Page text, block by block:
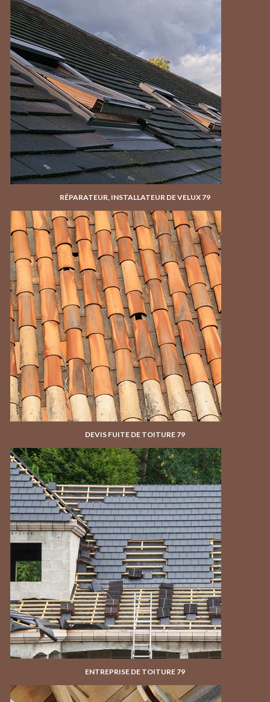
RÉPARATEUR, INSTALLATEUR DE VELUX 79
DEVIS FUITE DE TOITURE 79
ENTREPRISE DE TOITURE 79